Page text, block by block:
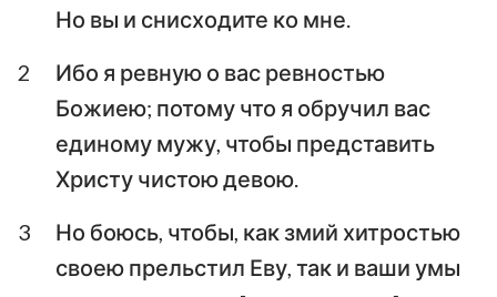
Фессалоникийцам
Фессалоникийцам
Первое послание к
Тимофею
Тимофею
Послание к Титу
Послание к
Филимону
Первое послание
Второе послание
Петра
Но вы и снисходите ко мне.
2
Ибо я ревную о вас ревностью
Божиею; потому что я обручил вас
единому мужу, чтобы представить
Христу чистою девою.
3
Но боюсь, чтобы, как змий хитростью
своею прельстил Еву, так и ваши умы